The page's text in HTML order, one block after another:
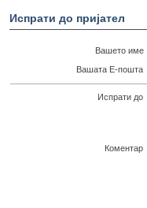
Испрати до пријател
Вашето име
Вашата Е-пошта
Испрати до
Коментар